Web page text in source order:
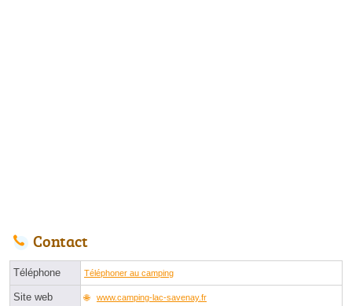
Contact
Téléphone Téléphoner au camping
Site web www.camping-lac-savenay.fr